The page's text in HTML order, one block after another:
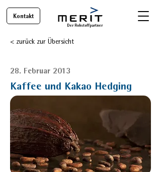
Kontakt
Der Rohstoffpartner
< zurück zur Übersicht
28. Februar 2013
Kaffee und Kakao Hedging